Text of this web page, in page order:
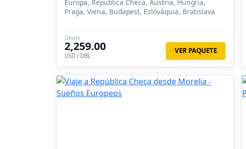
Europa, República Checa, Austria, Hungria,
Praga, Viena, Budapest, Eslováquia, Bratislava
Desde
2,259.00
USD / DBL
VER PAQUETE